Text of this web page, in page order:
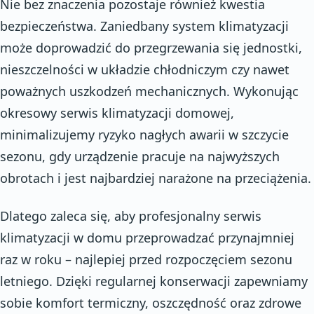
Nie bez znaczenia pozostaje również kwestia
bezpieczeństwa. Zaniedbany system klimatyzacji
może doprowadzić do przegrzewania się jednostki,
nieszczelności w układzie chłodniczym czy nawet
poważnych uszkodzeń mechanicznych. Wykonując
okresowy serwis klimatyzacji domowej,
minimalizujemy ryzyko nagłych awarii w szczycie
sezonu, gdy urządzenie pracuje na najwyższych
obrotach i jest najbardziej narażone na przeciążenia.
Dlatego zaleca się, aby profesjonalny serwis
klimatyzacji w domu przeprowadzać przynajmniej
raz w roku – najlepiej przed rozpoczęciem sezonu
letniego. Dzięki regularnej konserwacji zapewniamy
sobie komfort termiczny, oszczędność oraz zdrowe